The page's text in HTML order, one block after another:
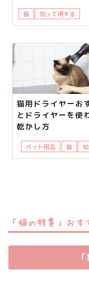
猫 知って得する
猫用ドライヤーお
とドライヤーを使
乾かし方
ペット用品 猫
「猫の特集」おす